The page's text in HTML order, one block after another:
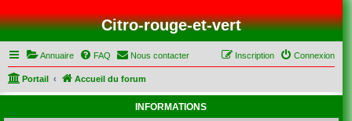
Citro-rouge-et-vert
Annuaire FAQ Nous contacter Connexion
Inscription
Portail Accueil du forum
INFORMATIONS